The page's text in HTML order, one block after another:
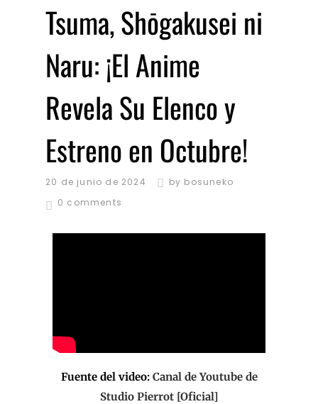
Tsuma, Shōgakusei ni
Naru: ¡El Anime
Revela Su Elenco y
Estreno en Octubre!
20 de junio de 2024 by bosuneko
0 comments
Fuente del video: Canal de Youtube de
Studio Pierrot [Oficial]